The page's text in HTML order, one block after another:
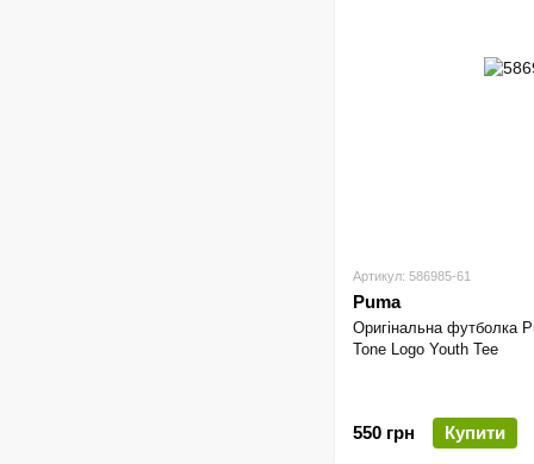
Артикул: 586985-61
Puma
Оригінальна футболка
Tone Logo Youth Tee
550 грн Купити